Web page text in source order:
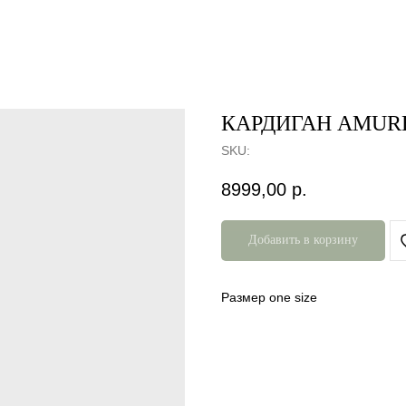
КАРДИГАН
SKU:
8999,00 р.
Добавить в корзину
Размер one size